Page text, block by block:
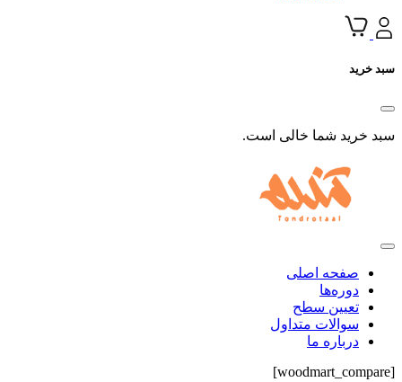
سبد خرید
سبد خرید شما خالی است.
صفحه اصلی
دوره‌ها
تعیین سطح
سوالات متداول
درباره ما
[woodmart_compare]